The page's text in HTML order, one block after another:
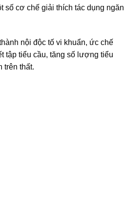
số cơ chế giải thích tác dụng ngăn
nội độc tố vi khuẩn, ức chế
tập tiểu cầu, tăng số lượng tiểu
trên thất.